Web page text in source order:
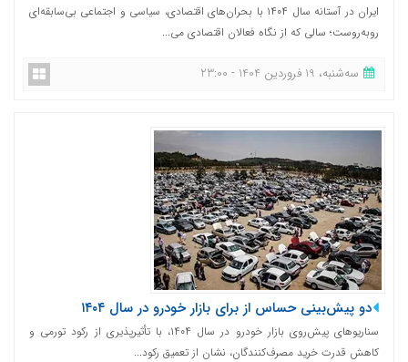
ایران در آستانه سال ۱۴۰۴ با بحران‌های اقتصادی، سیاسی و اجتماعی بی‌سابقه‌ای
روبه‌روست؛ سالی که از نگاه فعالان اقتصادی می‌...
ﺳﻪشنبه، 19 فروردین 1404 - 23:00
دو پیش‌بینی حساس از برای بازار خودرو در سال ۱۴۰۴
سناریوهای پیش‌روی بازار خودرو در سال ۱۴۰۴، با تأثیرپذیری از رکود تورمی و
کاهش قدرت خرید مصرف‌کنندگان، نشان از تعمیق رکود...